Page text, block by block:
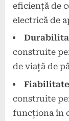
eficiență de
electrică de
construite
de viață de
construite
funcționa în